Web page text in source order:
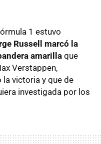
1 estuvo
Russell marcó la
amarilla que
Verstappen,
la victoria y que de
investigada por los